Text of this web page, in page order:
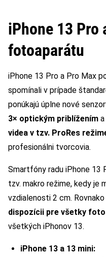
iPhone 13 Pro
fotoaparátu
iPhone 13 Pro a Pro Max
spomínali v prípade
ponúkajú úplne nové
3× optickým priblížením
videa v tzv. ProRes
profesionálni tvorcovia.
Smartfóny radu iPhone 13
tzv. makro režime, kedy
vzdialenosti 2 cm.
dispozícii pre všetky
všetkých iPhonov 13.
iPhone 13 a 13 mini: